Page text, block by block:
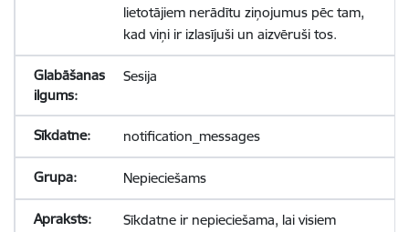
lietotājiem nerādītu ziņojumus pēc tam,
kad viņi ir izlasījuši un aizvēruši tos.
Sesija
notification_messages
Nepieciešams
Sīkdatne ir nepieciešama, lai visiem